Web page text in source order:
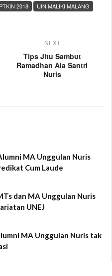
2018 UIN MALIKI MALANG
NEXT
Tips Jitu Sambut
Ramadhan Ala Santri
Nuris
MA Unggulan Nuris
Cum Laude
dan MA Unggulan Nuris
UNEJ
MA Unggulan Nuris tak